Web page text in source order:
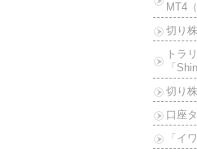
MT4
切り
トラ
「
切り
口座
「イ